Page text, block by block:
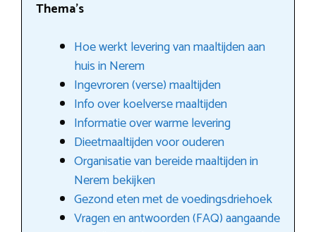
Thema’s
Hoe werkt levering van maaltijden aan
huis in Nerem
Ingevroren (verse) maaltijden
Info over koelverse maaltijden
Informatie over warme levering
Dieetmaaltijden voor ouderen
Organisatie van bereide maaltijden in
Nerem bekijken
Gezond eten met de voedingsdriehoek
Vragen en antwoorden (FAQ) aangaande